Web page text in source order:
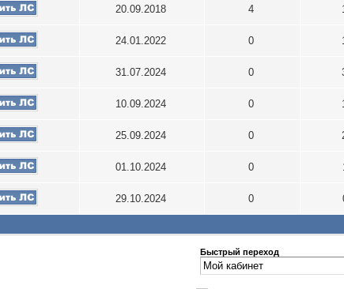
20.09.2018 4
24.01.2022 0
31.07.2024 0
10.09.2024 0
25.09.2024 0
01.10.2024 0
29.10.2024 0
Быстрый переход